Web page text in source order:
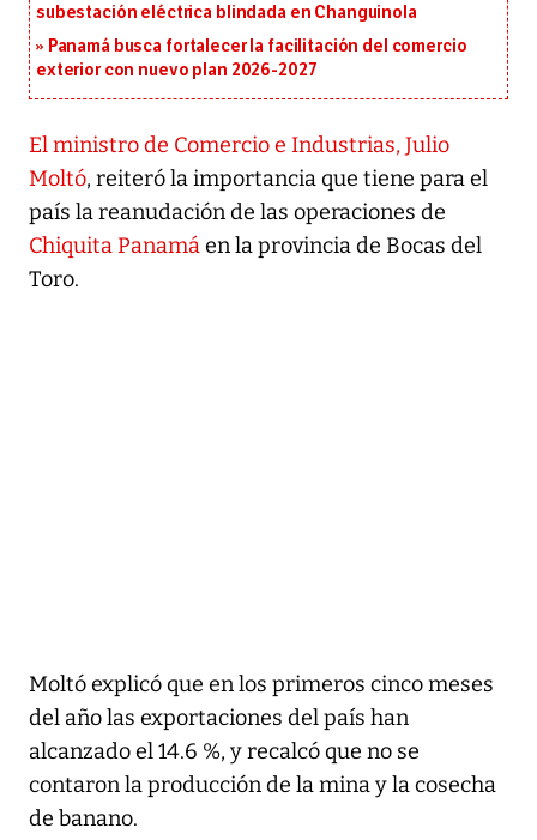
subestación eléctrica blindada en Changuinola
Panamá busca fortalecer la facilitación del comercio
exterior con nuevo plan 2026-2027
El ministro de Comercio e Industrias, Julio
Moltó, reiteró la importancia que tiene para el
país la reanudación de las operaciones de
Chiquita Panamáen la provincia de Bocas del
Toro.
Moltó explicó que en los primeros cinco meses
del año las exportaciones del país han
alcanzado el 14.6 %, y recalcó que no se
contaron la producción de la mina y la cosecha
de banano.